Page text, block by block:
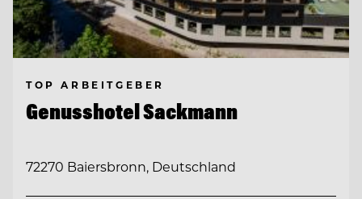
TOP ARBEITGEBER
Genusshotel Sackmann
72270 Baiersbronn, Deutschland